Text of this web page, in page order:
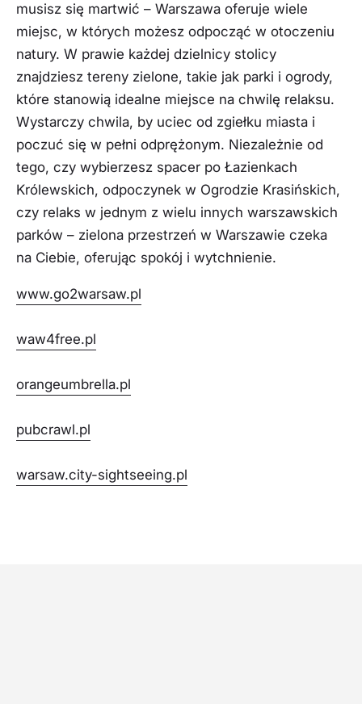
musisz się martwić – Warszawa oferuje wiele
miejsc, w których możesz odpocząć w otoczeniu
natury. W prawie każdej dzielnicy stolicy
znajdziesz tereny zielone, takie jak parki i ogrody,
które stanowią idealne miejsce na chwilę relaksu.
Wystarczy chwila, by uciec od zgiełku miasta i
poczuć się w pełni odprężonym. Niezależnie od
tego, czy wybierzesz spacer po Łazienkach
Królewskich, odpoczynek w Ogrodzie Krasińskich,
czy relaks w jednym z wielu innych warszawskich
parków – zielona przestrzeń w Warszawie czeka
na Ciebie, oferując spokój i wytchnienie.
www.go2warsaw.pl
waw4free.pl
orangeumbrella.pl
pubcrawl.pl
warsaw.city-sightseeing.pl